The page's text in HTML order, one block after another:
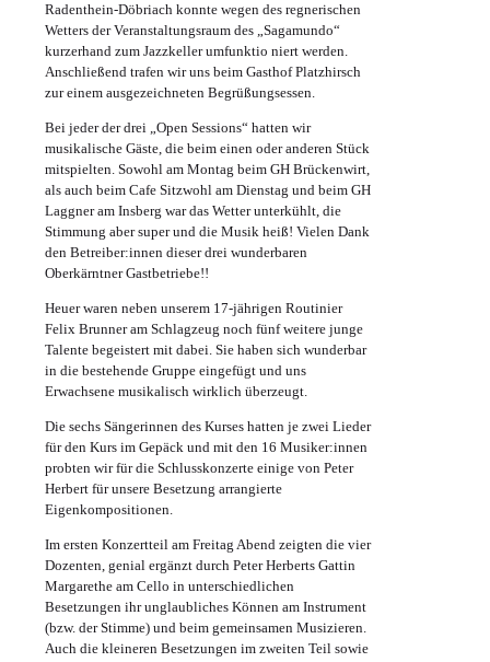
Radenthein-Döbriach konnte wegen des regnerischen
Wetters der Veranstaltungsraum des „Sagamundo“
kurzerhand zum Jazzkeller umfunktio niert werden.
Anschließend trafen wir uns beim Gasthof Platzhirsch
zur einem ausgezeichneten Begrüßungsessen.
Bei jeder der drei „Open Sessions“ hatten wir
musikalische Gäste, die beim einen oder anderen Stück
mitspielten. Sowohl am Montag beim GH Brückenwirt,
als auch beim Cafe Sitzwohl am Dienstag und beim GH
Laggner am Insberg war das Wetter unterkühlt, die
Stimmung aber super und die Musik heiß! Vielen Dank
den Betreiber:innen dieser drei wunderbaren
Oberkärntner Gastbetriebe!!
Heuer waren neben unserem 17-jährigen Routinier
Felix Brunner am Schlagzeug noch fünf weitere junge
Talente begeistert mit dabei. Sie haben sich wunderbar
in die bestehende Gruppe eingefügt und uns
Erwachsene musikalisch wirklich überzeugt.
Die sechs Sängerinnen des Kurses hatten je zwei Lieder
für den Kurs im Gepäck und mit den 16 Musiker:innen
probten wir für die Schlusskonzerte einige von Peter
Herbert für unsere Besetzung arrangierte
Eigenkompositionen.
Im ersten Konzertteil am Freitag Abend zeigten die vier
Dozenten, genial ergänzt durch Peter Herberts Gattin
Margarethe am Cello in unterschiedlichen
Besetzungen ihr unglaubliches Können am Instrument
(bzw. der Stimme) und beim gemeinsamen Musizieren.
Auch die kleineren Besetzungen im zweiten Teil sowie